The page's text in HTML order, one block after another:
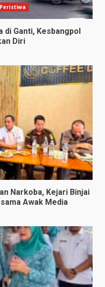
Peristiwa
Ganti, Kesbangpol
Diri
Narkoba, Kejari Binjai
Awak Media